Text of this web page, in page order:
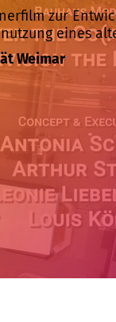
zur
eines
Weimar